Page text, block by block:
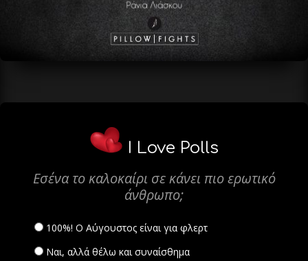
I Love Polls
Εσένα το καλοκαίρι σε κάνει πιο ερωτικό
άνθρωπο;
100%! Ο Αύγουστος είναι για φλερτ
Ναι, αλλά θέλω και συναίσθημα